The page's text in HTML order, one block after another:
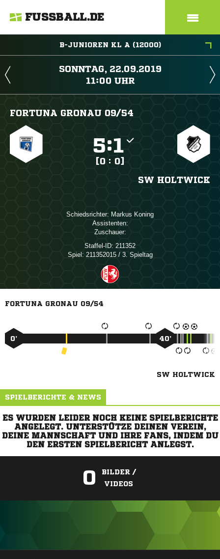
FUSSBALL.DE
B-JUNIOREN KL A (12000)
 
 
FORTUNA GRONAU 09/​54
:
[0 : 0]
SW HOLTWICK
Schiedsrichter:  
Assistenten:
Zuschauer:
Staffel-ID: 211352
Spiel: 211352015 / 3. Spieltag
FORTUNA GRONAU 09/54
0’ 40’
SW HOLTWICK
SPIELBERICHTE & NEWS
ES WURDEN LEIDER NOCH KEINE SPIELBERICHTE
ANGELEGT. UNTERSTÜTZE DEINEN VEREIN,
DEINE MANNSCHAFT UND IHRE FANS, INDEM DU
DEN ERSTEN SPIELBERICHT ANLEGST.
0
BILDER /
VIDEOS